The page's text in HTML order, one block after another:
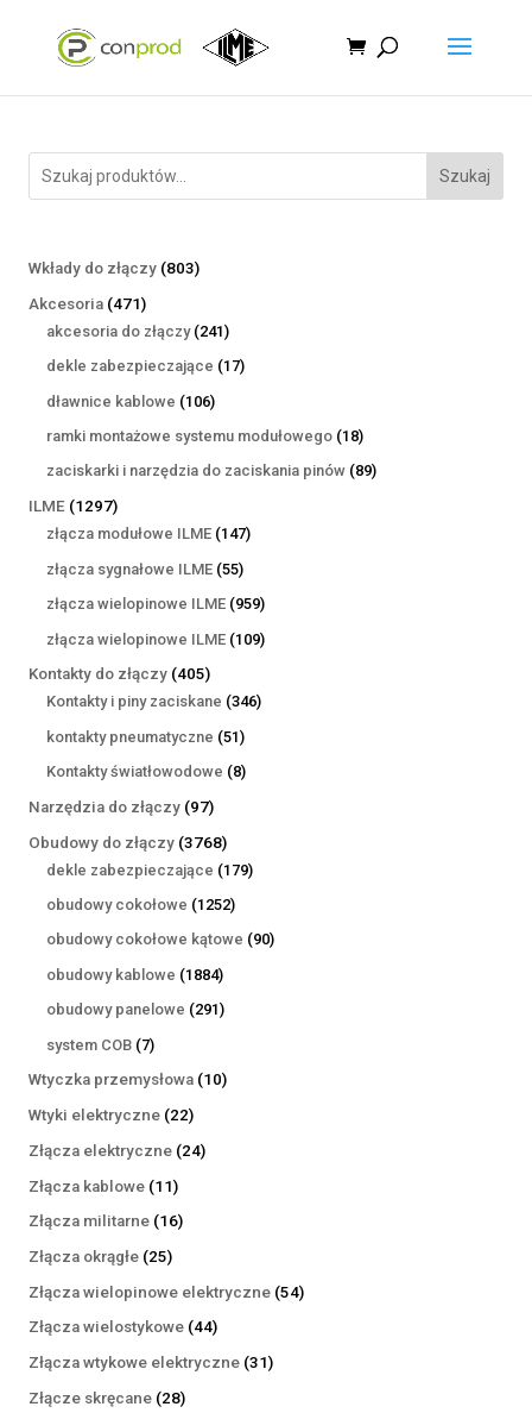
Szukaj
Wkłady do złączy 803803
Akcesoria 471471
produktów
akcesoria do złączy 241241
produktów
dekle zabezpieczające 1717
dławnice kablowe 106106
produktów
ramki montażowe systemu modułowego 1818
produktów
zaciskarki i narzędzia do zaciskania pinów 8989
ILME 12971297
produktów
złącza modułowe ILME 147147
złącza sygnałowe ILME 5555
produktów
złącza wielopinowe ILME 959959
produktów
złącza wielopinowe ILME 109109
Kontakty do złączy 405405
produktów
Kontakty i piny zaciskane 346346
kontakty pneumatyczne 5151
produktów
Kontakty światłowodowe 88
Narzędzia do złączy 9797
produktów
Obudowy do złączy 37683768
produktów
dekle zabezpieczające 179179
obudowy cokołowe 12521252
produkty
obudowy cokołowe kątowe 9090
obudowy kablowe 18841884
produkty
obudowy panelowe 291291
system COB 77
produktów
Wtyczka przemysłowa 1010
Wtyki elektryczne 2222
produkty
Złącza elektryczne 2424
Złącza kablowe 1111
produktów
Złącza militarne 1616
Złącza okrągłe 2525
produktów
Złącza wielopinowe elektryczne 5454
Złącza wielostykowe 4444
produkty
Złącza wtykowe elektryczne 3131
Złącze skręcane 2828